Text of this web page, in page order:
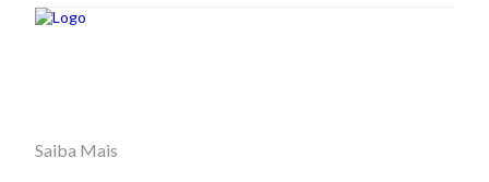
Saiba Mais